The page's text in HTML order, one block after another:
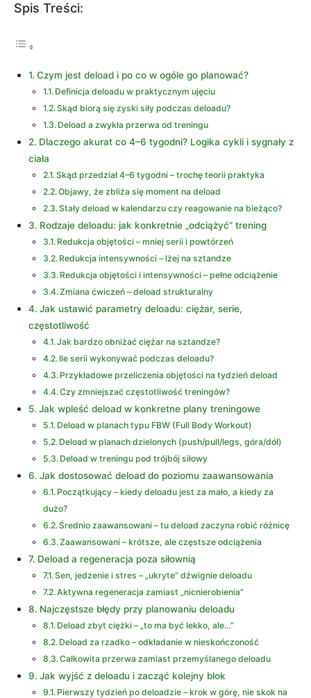
Spis Treści:
Czym jest deload i po co w ogóle go planować?
Definicja deloadu w praktycznym ujęciu
Skąd biorą się zyski siły podczas deloadu?
Deload a zwykła przerwa od treningu
Dlaczego akurat co 4–6 tygodni? Logika cykli i sygnały z
ciała
Skąd przedział 4–6 tygodni – trochę teorii praktyka
Objawy, że zbliża się moment na deload
Stały deload w kalendarzu czy reagowanie na bieżąco?
Rodzaje deloadu: jak konkretnie „odciążyć” trening
Redukcja objętości – mniej serii i powtórzeń
Redukcja intensywności – lżej na sztandze
Redukcja objętości i intensywności – pełne odciążenie
Zmiana ćwiczeń – deload strukturalny
Jak ustawić parametry deloadu: ciężar, serie,
częstotliwość
Jak bardzo obniżać ciężar na sztandze?
Ile serii wykonywać podczas deloadu?
Przykładowe przeliczenia objętości na tydzień deload
Czy zmniejszać częstotliwość treningów?
Jak wpleść deload w konkretne plany treningowe
Deload w planach typu FBW (Full Body Workout)
Deload w planach dzielonych (push/pull/legs, góra/dół)
Deload w treningu pod trójbój siłowy
Jak dostosować deload do poziomu zaawansowania
Początkujący – kiedy deloadu jest za mało, a kiedy za
dużo?
Średnio zaawansowani – tu deload zaczyna robić różnicę
Zaawansowani – krótsze, ale częstsze odciążenia
Deload a regeneracja poza siłownią
Sen, jedzenie i stres – „ukryte” dźwignie deloadu
Aktywna regeneracja zamiast „nicnierobienia”
Najczęstsze błędy przy planowaniu deloadu
Deload zbyt ciężki – „to ma być lekko, ale…”
Deload za rzadko – odkładanie w nieskończoność
Całkowita przerwa zamiast przemyślanego deloadu
Jak wyjść z deloadu i zacząć kolejny blok
Pierwszy tydzień po deloadzie – krok w górę, nie skok na